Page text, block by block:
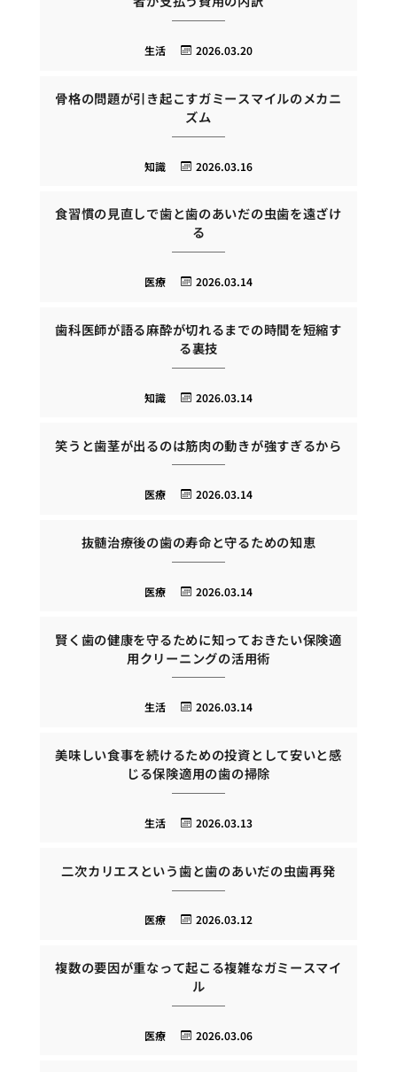
2026.03.20
生活
骨格の問題が引き起こすガミースマイルのメカニ
ズム
2026.03.16
知識
食習慣の見直しで歯と歯のあいだの虫歯を遠ざけ
る
2026.03.14
医療
歯科医師が語る麻酔が切れるまでの時間を短縮す
る裏技
2026.03.14
知識
笑うと歯茎が出るのは筋肉の動きが強すぎるから
2026.03.14
医療
抜髄治療後の歯の寿命と守るための知恵
2026.03.14
医療
賢く歯の健康を守るために知っておきたい保険適
用クリーニングの活用術
2026.03.14
生活
美味しい食事を続けるための投資として安いと感
じる保険適用の歯の掃除
2026.03.13
生活
二次カリエスという歯と歯のあいだの虫歯再発
2026.03.12
医療
複数の要因が重なって起こる複雑なガミースマイ
ル
2026.03.06
医療